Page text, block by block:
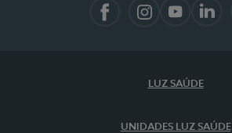
LUZ SAÚDE
UNIDADES LUZ SAÚDE